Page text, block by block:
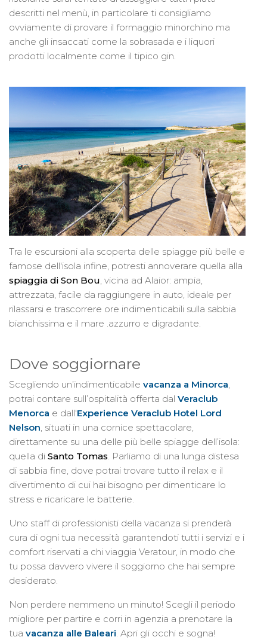
descritti nel menù, in particolare ti consigliamo
ovviamente di provare il formaggio minorchino ma
anche gli insaccati come la sobrasada e i liquori
prodotti localmente come il tipico gin.
Tra le escursioni alla scoperta delle spiagge più belle e
famose dell'isola infine, potresti annoverare quella alla
spiaggia di Son Bou, vicina ad Alaior: ampia,
attrezzata, facile da raggiungere in auto, ideale per
rilassarsi e trascorrere ore indimenticabili sulla sabbia
bianchissima e il mare .azzurro e digradante.
Dove soggiornare
Scegliendo un’indimenticabile vacanza a Minorca,
potrai contare sull’ospitalità offerta dal Veraclub
Menorca e dall'Experience Veraclub Hotel Lord
Nelson, situati in una cornice spettacolare,
direttamente su una delle più belle spiagge dell’isola:
quella di Santo Tomas. Parliamo di una lunga distesa
di sabbia fine, dove potrai trovare tutto il relax e il
divertimento di cui hai bisogno per dimenticare lo
stress e ricaricare le batterie.
Uno staff di professionisti della vacanza si prenderà
cura di ogni tua necessità garantendoti tutti i servizi e i
comfort riservati a chi viaggia Veratour, in modo che
tu possa davvero vivere il soggiorno che hai sempre
desiderato.
Non perdere nemmeno un minuto! Scegli il periodo
migliore per partire e corri in agenzia a prenotare la
tua vacanza alle Baleari. Apri gli occhi e sogna!